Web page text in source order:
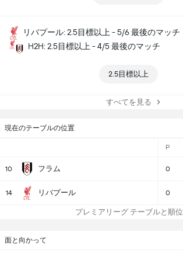
リバプール: 2.5目標以上 - 5/6 最後のマッチ
H2H: 2.5目標以上 - 4/5 最後のマッチ
2.5目標以上
すべてを見る
現在のテーブルの位置
P
10 フラム 0
14 リバプール 0
プレミアリーグ テーブルと順位
面と向かって